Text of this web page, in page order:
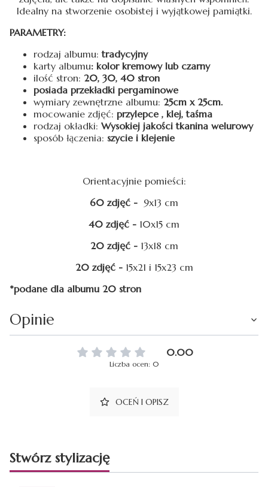
Idealny na stworzenie osobistej i wyjątkowej pamiątki.
PARAMETRY:
rodzaj albumu:tradycyjny
karty albumu: kolor kremowy lub czarny
ilość stron: 20, 30, 40 stron
posiada przekładki pergaminowe
wymiary zewnętrzne albumu: 25cm x 25cm.
mocowanie zdjęć: przylepce , klej, taśma
rodzaj okładki: Wysokiej jakości tkanina welurowy
sposób łączenia: szycie i klejenie
Orientacyjnie pomieści:
60 zdjęć - 9x13 cm
40 zdjęć - 10x15 cm
20 zdjęć - 13x18 cm
20 zdjęć - 15x21 i 15x23 cm
*podane dla albumu 20 stron
Opinie
0.00
Liczba ocen: 0
OCEŃ I OPISZ
Stwórz stylizację